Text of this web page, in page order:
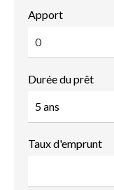
Apport
Durée du prêt
Taux d'emprunt